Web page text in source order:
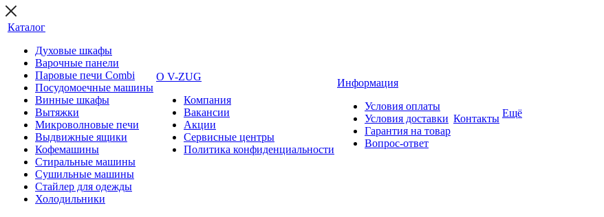
Каталог
Духовые шкафы
Варочные панели
Паровые печи Combi
Посудомоечные машины
Винные шкафы
Вытяжки
Микроволновые печи
Выдвижные ящики
Кофемашины
Стиральные машины
Сушильные машины
Стайлер для одежды
Холодильники
О V-ZUG
Компания
Вакансии
Акции
Сервисные центры
Политика конфиденциальности
Информация
Условия оплаты
Условия доставки
Гарантия на товар
Вопрос-ответ
Контакты Ещё